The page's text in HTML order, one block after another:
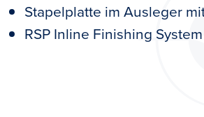
Stapelplatte im Ausleger
RSP Inline Finishing System